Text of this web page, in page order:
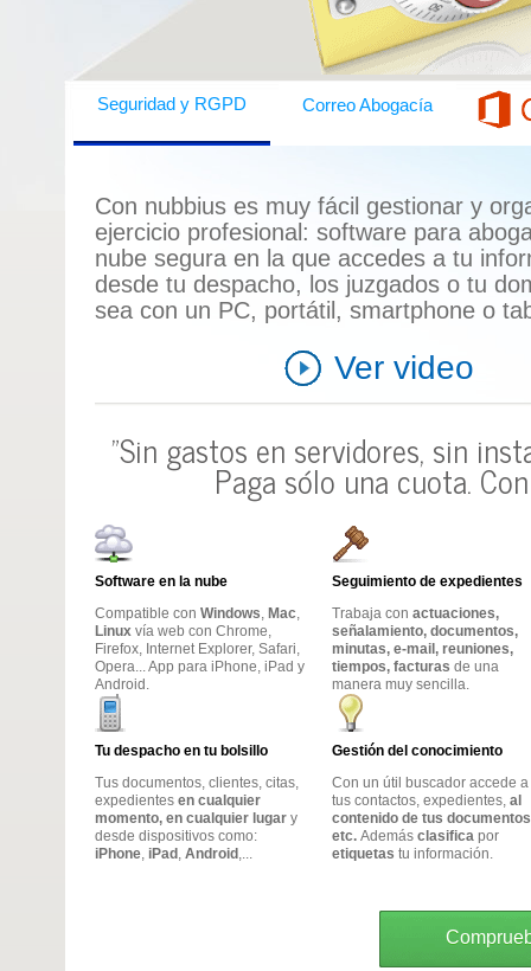
Seguridad y RGPD Correo Abogacía
Con nubbius es muy fácil gestionar y
ejercicio profesional: software para
nube segura en la que accedes a tu
desde tu despacho, los juzgados o tu
sea con un PC, portátil, smartphone o
Ver video
"Sin gastos en servidores, sin
Paga sólo una cuota.
Software en la nube
Compatible con Windows, Mac,
Linux vía web con Chrome,
Firefox, Internet Explorer, Safari,
Opera... App para iPhone, iPad y
Android.
Seguimiento de expedientes
Trabaja con actuaciones,
señalamiento, documentos,
minutas, e-mail, reuniones,
tiempos, facturas de una
manera muy sencilla.
Tu despacho en tu bolsillo
Tus documentos, clientes, citas,
expedientes en cualquier
momento, en cualquier lugar y
desde dispositivos como:
iPhone, iPad , Android ,...
Gestión del conocimiento
Con un útil buscador accede a
tus contactos, expedientes, al
contenido de tus
etc. Además clasifica por
etiquetas tu información.